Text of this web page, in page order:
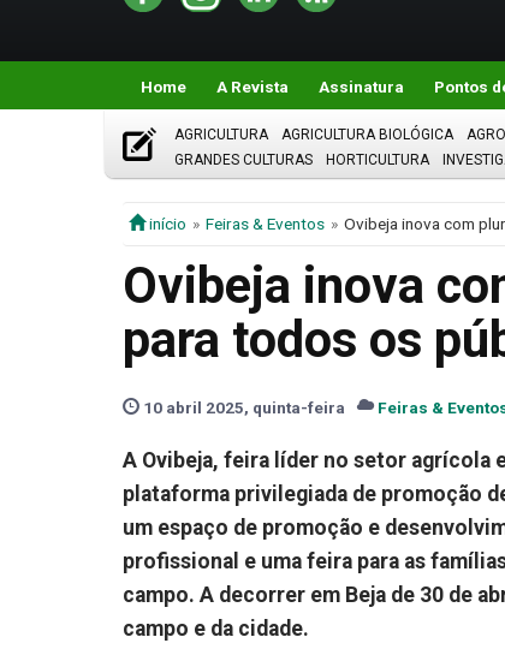
Home A Revista Assinatura Pontos
AGRICULTURA AGRICULTURA BIOLÓGICA
GRANDES CULTURAS
HORTICULTURA
início Feiras & Eventos Ovibeja inova com
Ovibeja inova
para todos os
10 abril 2025, quinta-feira Feiras &
A Ovibeja, feira líder no setor agrícola
plataforma privilegiada de promoção
um espaço de promoção e
profissional e uma feira para as
campo. A decorrer em Beja de 30 de
campo e da cidade.